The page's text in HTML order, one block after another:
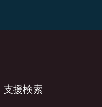
支援検索